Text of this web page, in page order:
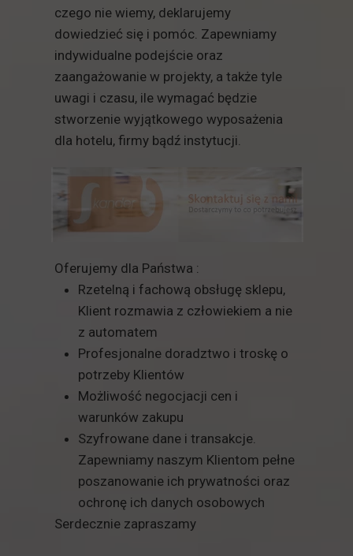
Oferujemy dla Państwa :
Rzetelną i fachową obsługę sklepu,
Klient rozmawia z człowiekiem a nie
z automatem
Profesjonalne doradztwo i troskę o
potrzeby Klientów
Możliwość negocjacji cen i
warunków zakupu
Szyfrowane dane i transakcje.
Zapewniamy naszym Klientom pełne
poszanowanie ich prywatności oraz
ochronę ich danych osobowych
Serdecznie zapraszamy
czego nie wiemy, deklarujemy
dowiedzieć się i pomóc. Zapewniamy
indywidualne podejście oraz
zaangażowanie w projekty, a także tyle
uwagi i czasu, ile wymagać będzie
stworzenie wyjątkowego wyposażenia
dla hotelu, firmy bądź instytucji.